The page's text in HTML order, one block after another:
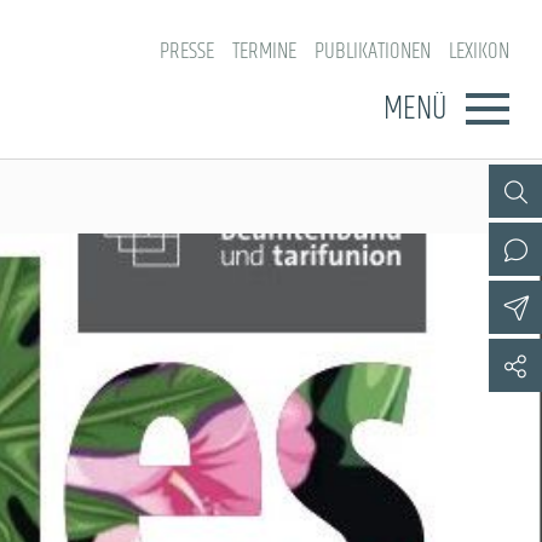
PRESSE TERMINE PUBLIKATIONEN LEXIKON
MENÜ